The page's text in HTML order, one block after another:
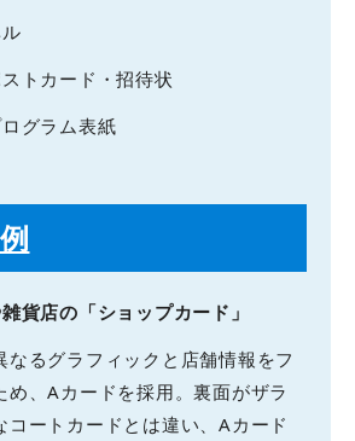
トカード・招待状
グラム表紙
貨店の「ショップカード」
なるグラフィックと店舗情報をフ
め、Aカードを採用。裏面がザラ
コートカードとは違い、Aカード